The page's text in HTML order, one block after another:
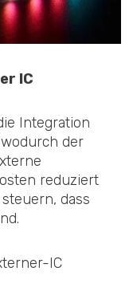
IC
Integration
der
reduziert
dass